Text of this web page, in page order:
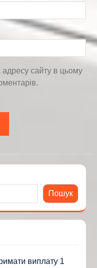
сайту в цьому
Пошук
виплату 1